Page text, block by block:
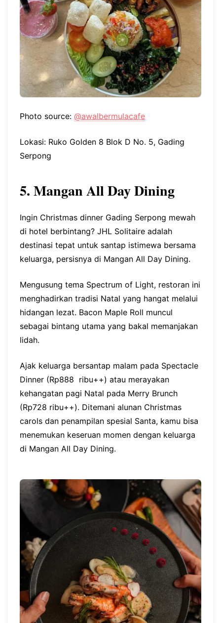
Photo source: @awalbermulacafe
Lokasi: Ruko Golden 8 Blok D No. 5, Gading
Serpong
5. Mangan All Day Dining
Ingin Christmas dinner Gading Serpong mewah
di hotel berbintang? JHL Solitaire adalah
destinasi tepat untuk santap istimewa bersama
keluarga, persisnya di Mangan All Day Dining.
Mengusung tema Spectrum of Light, restoran ini
menghadirkan tradisi Natal yang hangat melalui
hidangan lezat. Bacon Maple Roll muncul
sebagai bintang utama yang bakal memanjakan
lidah.
Ajak keluarga bersantap malam pada Spectacle
Dinner (Rp888 ribu++) atau merayakan
kehangatan pagi Natal pada Merry Brunch
(Rp728 ribu++). Ditemani alunan Christmas
carols dan penampilan spesial Santa, kamu bisa
menemukan keseruan momen dengan keluarga
di Mangan All Day Dining.